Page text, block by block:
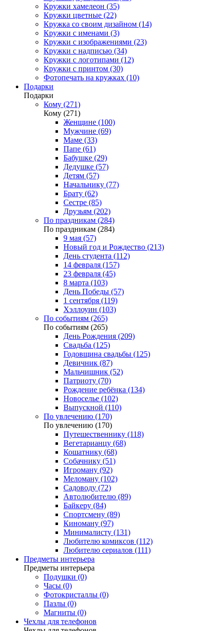
Кружки хамелеон (35)
Кружки цветные (22)
Кружка со своим дизайном (14)
Кружки с именами (3)
Кружки с изображениями (23)
Кружки с надписью (34)
Кружки с логотипами (12)
Кружки с принтом (30)
Фотопечать на кружках (10)
Подарки
Подарки
Кому (271)
Кому (271)
Женщине (100)
Мужчине (69)
Маме (33)
Папе (61)
Бабушке (29)
Дедушке (57)
Детям (57)
Начальнику (77)
Брату (62)
Сестре (85)
Друзьям (202)
По праздникам (284)
По праздникам (284)
9 мая (57)
Новый год и Рождество (213)
День студента (112)
14 февраля (157)
23 февраля (45)
8 марта (103)
День Победы (57)
1 сентября (119)
Хэллоуин (103)
По событиям (265)
По событиям (265)
День Рождения (209)
Свадьба (125)
Годовщина свадьбы (125)
Девичник (87)
Мальчишник (52)
Патриоту (70)
Рождение ребёнка (134)
Новоселье (102)
Выпускной (110)
По увлечению (170)
По увлечению (170)
Путешественнику (118)
Вегетарианцу (68)
Кошатнику (68)
Собачнику (51)
Игроману (92)
Меломану (102)
Садоводу (72)
Автолюбителю (89)
Байкеру (84)
Спортсмену (89)
Киноману (97)
Минималисту (131)
Любителю комиксов (112)
Любителю сериалов (111)
Предметы интерьера
Предметы интерьера
Подушки (0)
Часы (0)
Фотокристаллы (0)
Пазлы (0)
Магниты (0)
Чехлы для телефонов